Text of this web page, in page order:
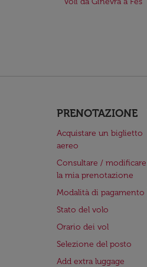
PRENOTAZIONE
Acquistare un biglietto
aereo
Consultare / modificare
la mia prenotazione
Modalità di pagamento
Stato del volo
Orario dei vol
Selezione del posto
Add extra luggage